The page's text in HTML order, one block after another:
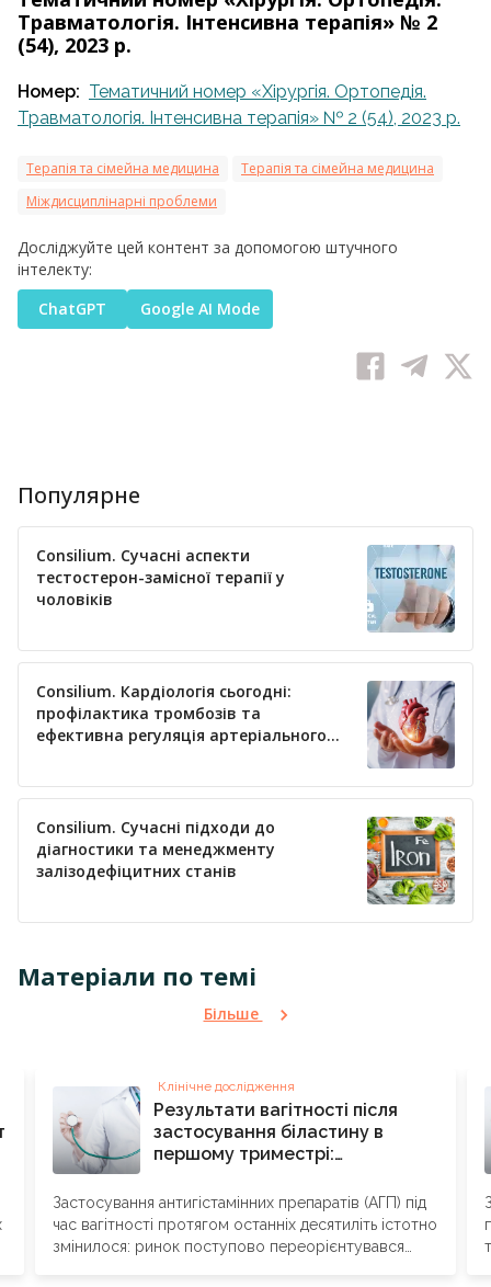
Травматологія. Інтенсивна терапія» № 2
(54), 2023 р.
Номер: Тематичний номер «Хірургія. Ортопедія.
Травматологія. Інтенсивна терапія» № 2 (54), 2023 р.
Терапія та сімейна медицина
Терапія та сімейна медицина
Міждисциплінарні проблеми
Досліджуйте цей контент за допомогою штучного
інтелекту:
ChatGPT
Google AI Mode
Популярне
Consilium. Сучасні аспекти
тестостерон-замісної терапії у
чоловіків
Consilium. Кардіологія сьогодні:
профілактика тромбозів та
ефективна регуляція артеріального
Consilium. Сучасні підходи до
діагностики та менеджменту
залізодефіцитних станів
Матеріали по темі
Більше
Клінічне дослідження
Результати вагітності після
застосування біластину в
першому триместрі:
когортне дослідження
Ізраїльської інформаційної
служби з питань тератології
Застосування антигістамінних препаратів (АГП) під
час вагітності протягом останніх десятиліть істотно
змінилося: ринок поступово переорієнтувався